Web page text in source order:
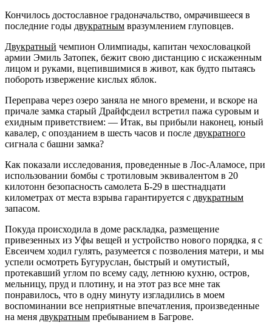
Кончилось достославное градоначальство, омрачившееся в
последние годы двукратным вразумлением глуповцев.
Двукратный чемпион Олимпиады, капитан чехословацкой
армии Эмиль Затопек, бежит свою дистанцию с искаженным
лицом и руками, вцепившимися в живот, как будто пытаясь
побороть извержение кислых яблок.
Переправа через озеро заняла не много времени, и вскоре на
причале замка старый Драйфсдеил встретил пажа суровым и
ехидным приветствием: — Итак, вы прибыли наконец, юный
кавалер, с опозданием в шесть часов и после двукратного
сигнала с башни замка?
Как показали исследования, проведенные в Лос-Аламосе, при
использовании бомбы с тротиловым эквивалентом в 20
килотонн безопасность самолета Б-29 в шестнадцати
километрах от места взрыва гарантируется с двукратным
запасом.
Покуда происходила в доме раскладка, размещение
привезенных из Уфы вещей и устройство нового порядка, я с
Евсеичем ходил гулять, разумеется с позволения матери, и мы
успели осмотреть Бугуруслан, быстрый и омутистый,
протекавший углом по всему саду, летнюю кухню, остров,
мельницу, пруд и плотину, и на этот раз все мне так
понравилось, что в одну минуту изгладились в моем
воспоминании все неприятные впечатления, произведенные
на меня двукратным пребыванием в Багрове.